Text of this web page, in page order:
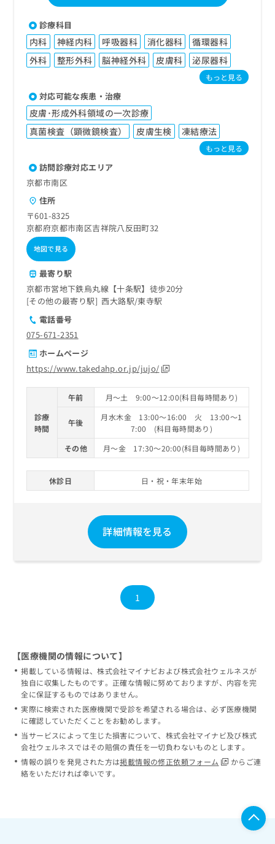
診療科目
内科 神経内科 呼吸器科 消化器科
循環器科
外科
整形外科 脳神経外科 皮膚科 泌尿器科
もっと見る
対応可能な疾患・治療
皮膚･形成外科領域の一次診療
真菌検査（顕微鏡検査）
皮膚生検 凍結療法
もっと見る
訪問診療対応エリア
京都市南区
住所
〒601-8325
京都府京都市南区吉祥院八反田町32
地図で見る
最寄り駅
京都市営地下鉄烏丸線【十条駅】徒歩20分
その他の最寄り駅
西大路駅 東寺駅
電話番号
075-671-2351
ホームページ
https://www.takedahp.or.jp/jujo/
診療
時間
午前 月～土 9:00～12:00(科目毎時間あり)
午後
月水木金 13:00～16:00 火 13:00～1
7:00 (科目毎時間あり)
その他
月～金 17:30～20:00(科目毎時間あり)
休診日 日・祝・年末年始
詳細情報を見る
1
【医療機関の情報について】
掲載している情報は、株式会社マイナビおよび株式会社ウェルネスが
独自に収集したものです。正確な情報に努めておりますが、内容を完
全に保証するものではありません。
実際に検索された医療機関で受診を希望される場合は、必ず医療機関
に確認していただくことをお勧めします。
当サービスによって生じた損害について、株式会社マイナビ及び株式
会社ウェルネスではその賠償の責任を一切負わないものとします。
情報の誤りを発見された方は掲載情報の修正依頼フォーム
からご連
絡をいただければ幸いです。